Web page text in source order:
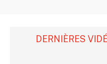
DERNIÈRES